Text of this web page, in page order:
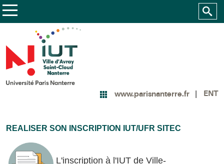
www.parisnanterre.fr ENT
REALISER SON INSCRIPTION IUT/UFR SITEC
L'inscription à l'IUT de Ville-